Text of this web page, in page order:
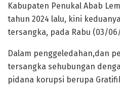
Kabupaten Penukal Abab
tahun 2024 lalu, kini
tersangka, pada Rabu (03/
Dalam penggeledahan,dan
tersangka sehubungan
pidana korupsi berupa